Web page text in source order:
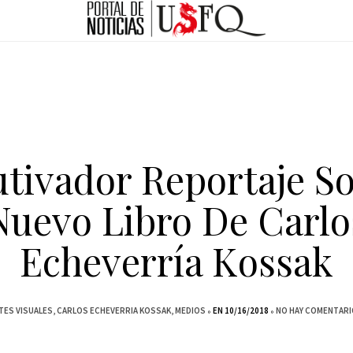
Reportaje
Libro De
Echeverría Kossak
VISUALES CARLOS ECHEVERRIA KOSSAK MEDIOS EN 10/16/2018 NO HAY